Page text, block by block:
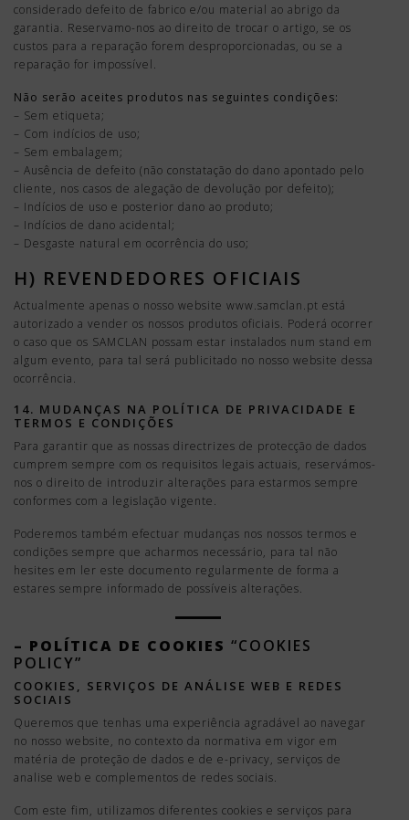
considerado defeito de fabrico e/ou material ao abrigo da
garantia. Reservamo-nos ao direito de trocar o artigo, se os
custos para a reparação forem desproporcionadas, ou se a
reparação for impossível.
Não serão aceites produtos nas seguintes condições:
– Sem etiqueta;
– Com indícios de uso;
– Sem embalagem;
– Ausência de defeito (não constatação do dano apontado pelo
cliente, nos casos de alegação de devolução por defeito);
– Indícios de uso e posterior dano ao produto;
– Indícios de dano acidental;
– Desgaste natural em ocorrência do uso;
H) REVENDEDORES OFICIAIS
Actualmente apenas o nosso website www.samclan.pt está
autorizado a vender os nossos produtos oficiais. Poderá ocorrer
o caso que os SAMCLAN possam estar instalados num stand em
algum evento, para tal será publicitado no nosso website dessa
ocorrência.
14. MUDANÇAS NA POLÍTICA DE PRIVACIDADE E
TERMOS E CONDIÇÕES
Para garantir que as nossas directrizes de protecção de dados
cumprem sempre com os requisitos legais actuais, reservámos-
nos o direito de introduzir alterações para estarmos sempre
conformes com a legislação vigente.
Poderemos também efectuar mudanças nos nossos termos e
condições sempre que acharmos necessário, para tal não
hesites em ler este documento regularmente de forma a
estares sempre informado de possíveis alterações.
– POLÍTICA DE COOKIES “COOKIES
POLICY”
COOKIES, SERVIÇOS DE ANÁLISE WEB E REDES
SOCIAIS
Queremos que tenhas uma experiência agradável ao navegar
no nosso website, no contexto da normativa em vigor em
matéria de proteção de dados e de e-privacy, serviços de
analise web e complementos de redes sociais.
Com este fim, utilizamos diferentes cookies e serviços para